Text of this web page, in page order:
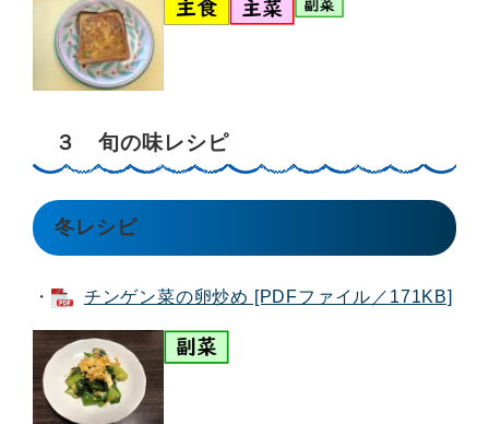
３ 旬の味レシピ
冬レシピ
・ チンゲン菜の卵炒め [PDFファイル／171KB]